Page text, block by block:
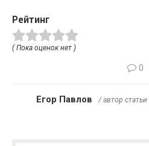
Рейтинг
( Пока оценок нет )
0
Егор Павлов / автор статьи